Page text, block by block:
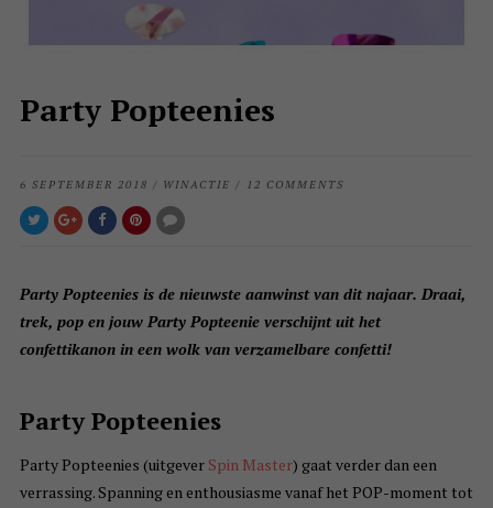
Party Popteenies
6 SEPTEMBER 2018 / WINACTIE / 12 COMMENTS
Party Popteenies is de nieuwste aanwinst van dit najaar. Draai,
trek, pop en jouw Party Popteenie verschijnt uit het
confettikanon in een wolk van verzamelbare confetti!
Party Popteenies
Party Popteenies (uitgever Spin Master) gaat verder dan een
verrassing. Spanning en enthousiasme vanaf het POP-moment tot